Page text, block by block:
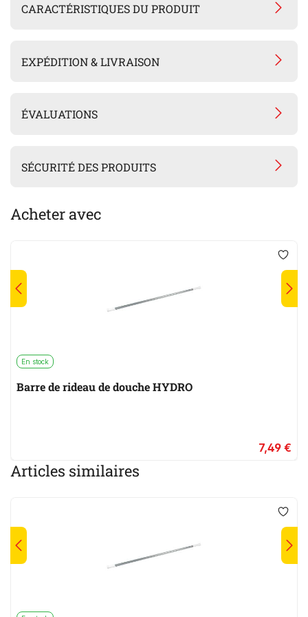
CARACTÉRISTIQUES DU PRODUIT
EXPÉDITION & LIVRAISON
ÉVALUATIONS
SÉCURITÉ DES PRODUITS
Acheter avec
En stock
Barre de rideau de douche HYDRO
7,49 €
Articles similaires